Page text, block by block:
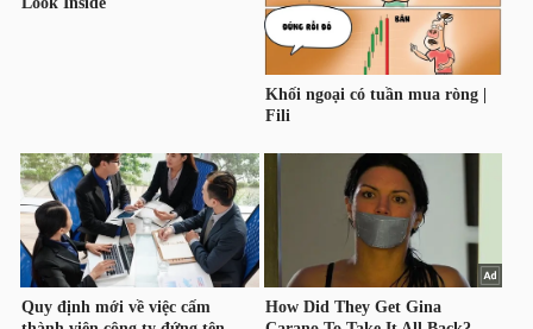
CHÍNH
PHÂN
TÍCH
VIETSTOCKFINANCE